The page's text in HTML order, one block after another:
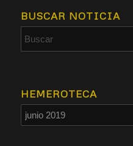
BUSCAR NOTICIA
HEMEROTECA